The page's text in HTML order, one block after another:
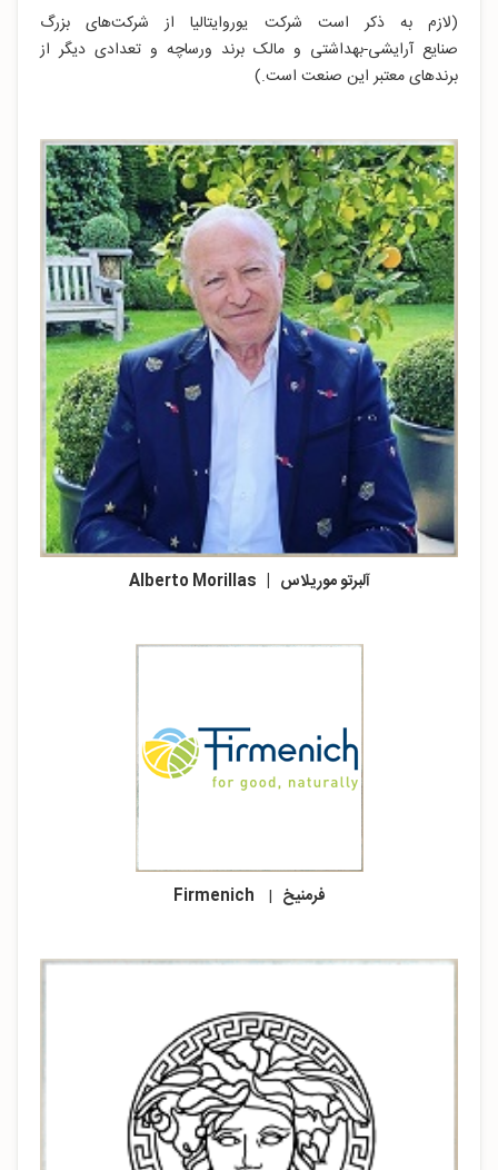
(لازم به ذکر است شرکت یوروایتالیا از شرکت‌های بزرگ
صنایع آرایشی-بهداشتی و مالک برند ورساچه و تعدادی دیگر از
برندهای معتبر این صنعت است.)
آلبرتو موریلاس | Alberto Morillas
فرمنیخ |
Firmenich